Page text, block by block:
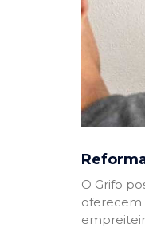
O Grifo
oferecem